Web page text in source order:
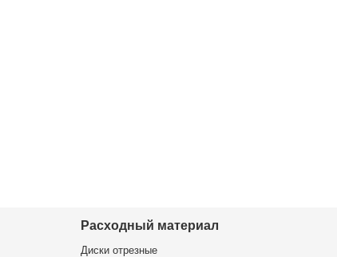
Расходный материал
Диски отрезные